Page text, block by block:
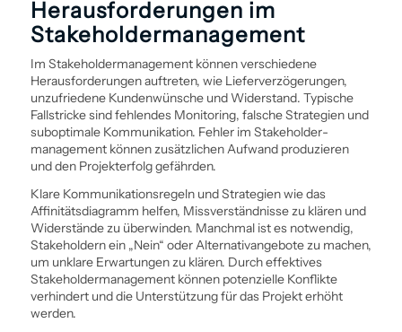
Herausforderungen im
Stakeholder­management
Im Stakeholder­management können verschiedene
Herausforderungen auftreten, wie Lieferverzögerungen,
unzufriedene Kundenwünsche und Widerstand. Typische
Fallstricke sind fehlendes Monitoring, falsche Strategien und
suboptimale Kommunikation. Fehler im Stakeholder­
management können zusätzlichen Aufwand produzieren
und den Projekterfolg gefährden.
Klare Kommunikationsregeln und Strategien wie das
Affinitätsdiagramm helfen, Missverständnisse zu klären und
Widerstände zu überwinden. Manchmal ist es notwendig,
Stakeholdern ein „Nein“ oder Alternativangebote zu machen,
um unklare Erwartungen zu klären. Durch effektives
Stakeholder­management können potenzielle Konflikte
verhindert und die Unterstützung für das Projekt erhöht
werden.